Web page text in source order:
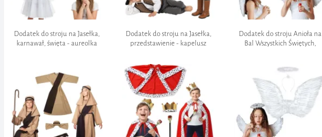
Szybkość:
Wygoda:
Bezpośrednia płatność:
Zgłoszenie zwrotu:
Koszt zwrotu:
Wysyłka towaru:
Całe zamówienie:
Częściowe zamówienie:
Dodatek do stroju na Jasełka,
karnawał, święta - aureolka
Dodatek do stroju na Jasełka,
przedstawienie - kapelusz
pasterz, baca
Dodatek do stroju Anioła na
Bal Wszystkich Świętych,